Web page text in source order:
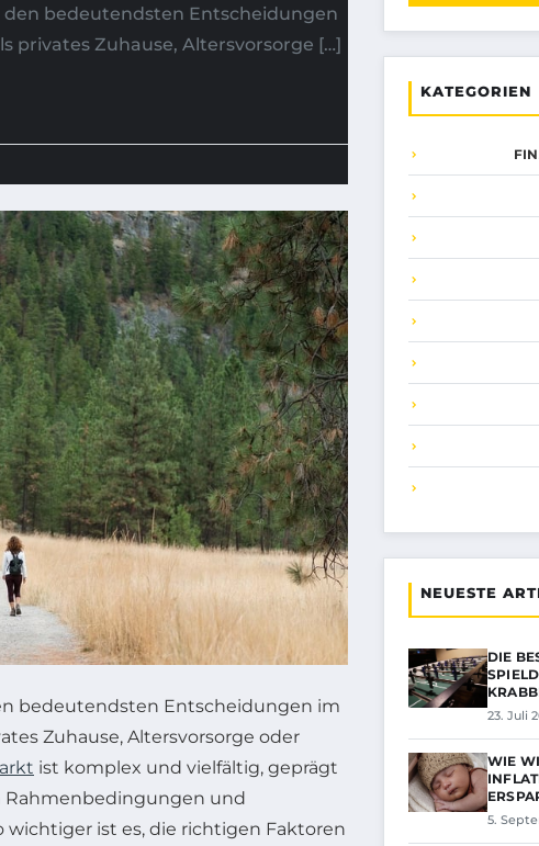
bedeutendsten Entscheidungen
privates Zuhause, Altersvorsorge […]
bedeutendsten Entscheidungen im
Zuhause, Altersvorsorge oder
ist komplex und vielfältig, geprägt
Rahmenbedingungen und
ist es, die richtigen Faktoren
KATEGORIEN
NEUESTE
DIE
23. Juli
WIE
5.